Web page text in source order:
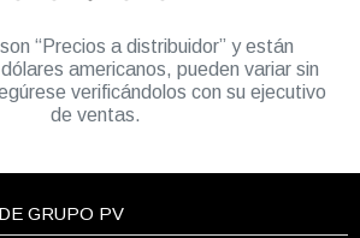
“Precios a distribuidor” y están
americanos, pueden variar sin
verificándolos con su ejecutivo
de ventas.
GRUPO PV